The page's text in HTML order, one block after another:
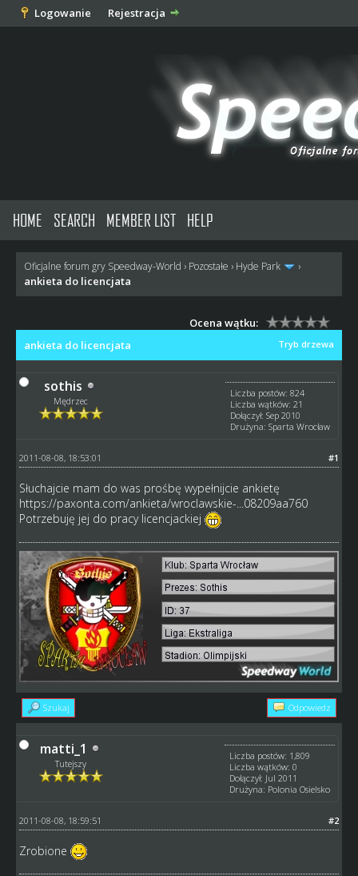
Logowanie Rejestracja
HOME SEARCH MEMBER LIST HELP
Oficjalne forum gry Speedway-World › Pozostałe › Hyde Park ›
ankieta do licencjata
Ocena wątku:
Tryb drzewa
ankieta do licencjata
sothis
Mędrzec
Liczba postów: 824
Liczba wątków: 21
Dołączył: Sep 2010
Drużyna: Sparta Wrocław
#1
2011-08-08, 18:53:01
Słuchajcie mam do was prośbę wypełnijcie ankietę
https://paxonta.com/ankieta/wroclawskie-...08209aa760
Potrzebuję jej do pracy licencjackiej
Szukaj Odpowiedz
matti_1
Tutejszy
Liczba postów: 1,809
Liczba wątków: 0
Dołączył: Jul 2011
Drużyna: Polonia Osielsko
#2
2011-08-08, 18:59:51
Zrobione